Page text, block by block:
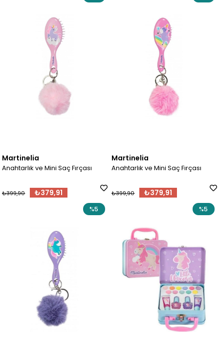
Martinelia
Anahtarlık ve Mini Saç Fırçası
₺379,91
₺399,90
Martinelia
Anahtarlık ve Mini Saç Fırçası
₺379,91
₺399,90
%5 %5